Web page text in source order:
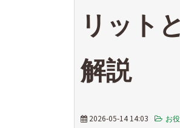
リット
解説
2026-05-14 14:03 お